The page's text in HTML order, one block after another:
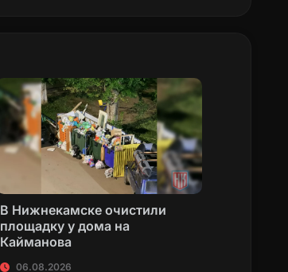
В Нижнекамске очистили
площадку у дома на
Кайманова
06.08.2026